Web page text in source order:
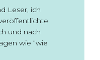
Leser, ich
und nach
wie “wie